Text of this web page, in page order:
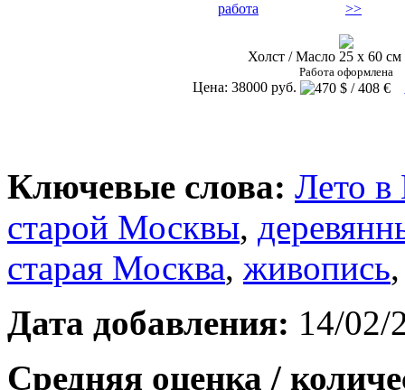
работа
>>
Холст / Масло 25 х 60 см
Работа оформлена
Цена: 38000 руб.
Ключевые слова: Лето в
старой Москвы,
старая Москва, живопись
Дата добавления: 14/02/
Средняя оценка /